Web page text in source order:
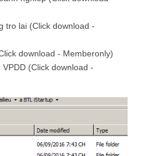
tro lai (Click download -
download - Memberonly)
(Click download -